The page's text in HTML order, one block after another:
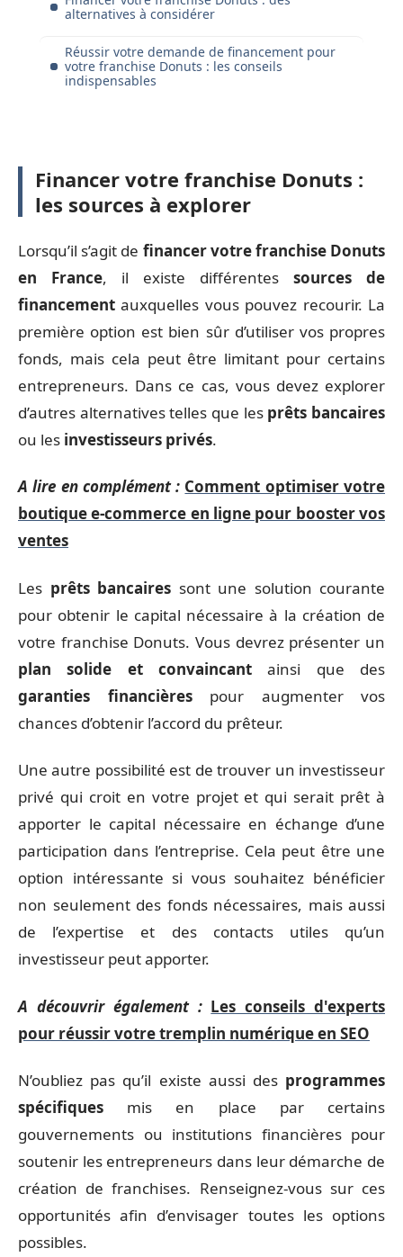
alternatives à considérer
Réussir votre demande de financement pour
votre franchise Donuts : les conseils
indispensables
Financer votre franchise Donuts :
les sources à explorer
Lorsqu’il s’agit de financer votre franchise Donuts
en France, il existe différentes sources de
financement auxquelles vous pouvez recourir. La
première option est bien sûr d’utiliser vos propres
fonds, mais cela peut être limitant pour certains
entrepreneurs. Dans ce cas, vous devez explorer
d’autres alternatives telles que les prêts bancaires
ou les investisseurs privés.
A lire en complément : Comment optimiser votre
boutique e-commerce en ligne pour booster vos
ventes
Les prêts bancaires sont une solution courante
pour obtenir le capital nécessaire à la création de
votre franchise Donuts. Vous devrez présenter un
plan solide et convaincant ainsi que des
garanties financièrespour augmenter vos
chances d’obtenir l’accord du prêteur.
Une autre possibilité est de trouver un investisseur
privé qui croit en votre projet et qui serait prêt à
apporter le capital nécessaire en échange d’une
participation dans l’entreprise. Cela peut être une
option intéressante si vous souhaitez bénéficier
non seulement des fonds nécessaires, mais aussi
de l’expertise et des contacts utiles qu’un
investisseur peut apporter.
A découvrir également : Les conseils d'experts
pour réussir votre tremplin numérique en SEO
N’oubliez pas qu’il existe aussi des programmes
spécifiques mis en place par certains
gouvernements ou institutions financières pour
soutenir les entrepreneurs dans leur démarche de
création de franchises. Renseignez-vous sur ces
opportunités afin d’envisager toutes les options
possibles.